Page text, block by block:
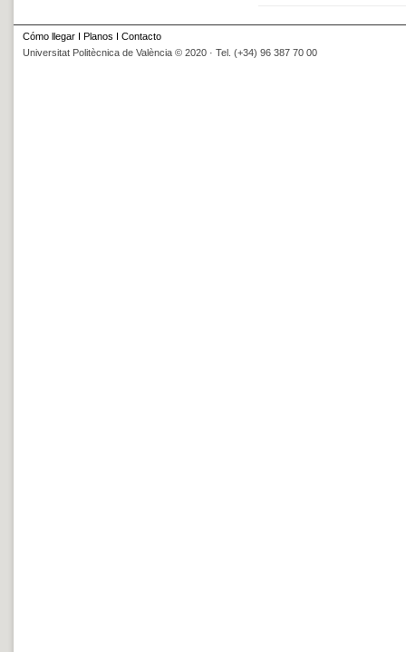
Cómo llegar I Planos I Contacto
Universitat Politècnica de València © 2020 · Tel. (+34) 96 387 70 00